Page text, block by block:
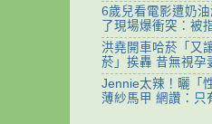
6歲兒看電影遭奶
了現場爆衝突：被
洪堯開車哈菸「又
菸」挨轟 昔無視孕
Jennie太辣！曬「
薄紗馬甲 網讚：只